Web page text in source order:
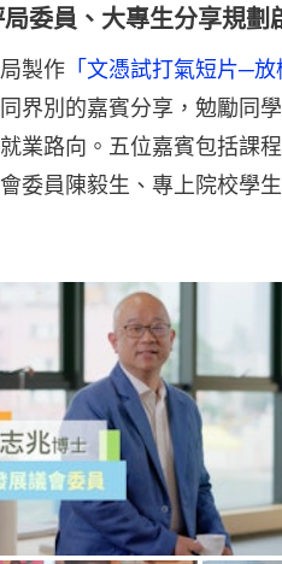
委員、大專生分享規劃
製作 「文憑試打氣短片─放
界別的嘉賓分享，勉勵同
業路向。五位嘉賓包括課
委員陳毅生、專上院校學